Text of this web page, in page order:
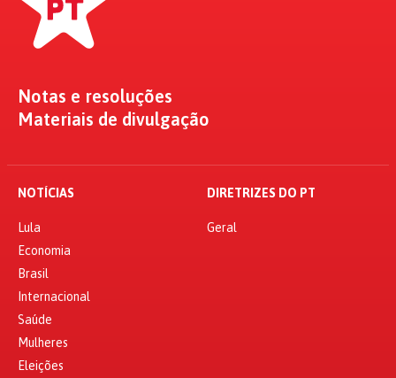
Notas e resoluções
Materiais de divulgação
NOTÍCIAS
Lula
Economia
Brasil
Internacional
Saúde
Mulheres
Eleições
DIRETRIZES DO PT
Geral